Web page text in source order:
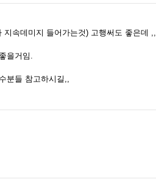
속데미지 들어가는것) 고행써도 좋은데 ,,
을거임.
분들 참고하시길,,